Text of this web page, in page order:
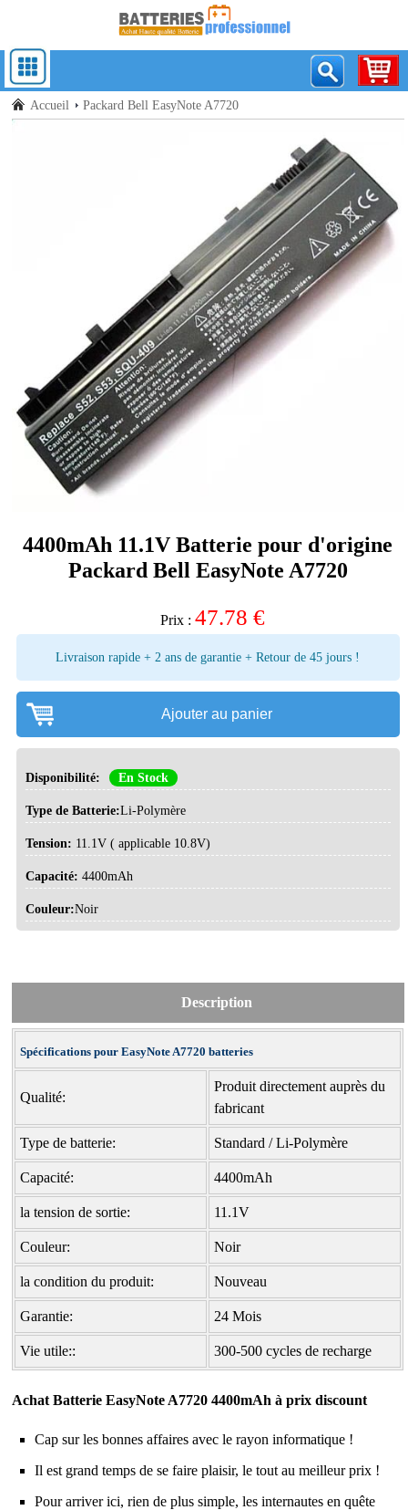
Accueil Packard Bell EasyNote A7720
4400mAh 11.1V Batterie pour d'origine
Packard Bell EasyNote A7720
Prix : 47.78 €
Livraison rapide + 2 ans de garantie + Retour de 45 jours !
Ajouter au panier
Disponibilité: En Stock
Type de Batterie:Li-Polymère
Tension: 11.1V ( applicable 10.8V)
Capacité: 4400mAh
Couleur:Noir
Description
Spécifications pour EasyNote A7720 batteries
Qualité:
Produit directement auprès du
fabricant
Type de batterie: Standard / Li-Polymère
Capacité: 4400mAh
la tension de sortie: 11.1V
Couleur: Noir
la condition du produit: Nouveau
Garantie: 24 Mois
Vie utile:: 300-500 cycles de recharge
Achat Batterie EasyNote A7720 4400mAh à prix discount
Cap sur les bonnes affaires avec le rayon informatique !
Il est grand temps de se faire plaisir, le tout au meilleur prix !
Pour arriver ici, rien de plus simple, les internautes en quête